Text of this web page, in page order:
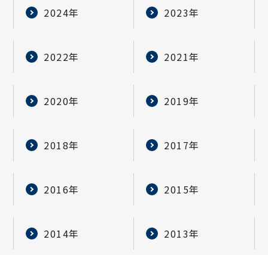
2024年 2023年
2022年 2021年
2020年 2019年
2018年 2017年
2016年 2015年
2014年 2013年